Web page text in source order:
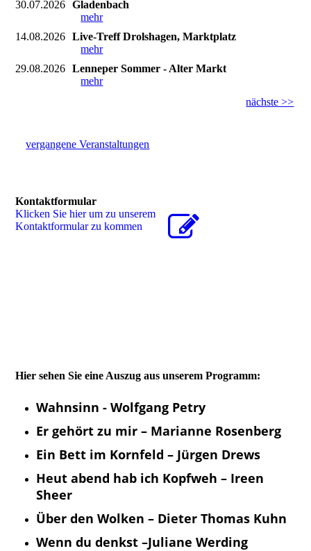
30.07.2026
Gladenbach
mehr
14.08.2026
Live-Treff Drolshagen, Marktplatz
mehr
29.08.2026
Lenneper Sommer - Alter Markt
mehr
nächste >>
vergangene Veranstaltungen
Kontaktformular
Klicken Sie hier um zu unserem
Kon­takt­for­mu­lar zu kommen
Hier sehen Sie eine Auszug aus unserem Programm:
Wahnsinn - Wolfgang Petry
Er gehört zu mir – Marianne Rosenberg
Ein Bett im Kornfeld – Jürgen Drews
Heut abend hab ich Kopfweh – Ireen
Sheer
Über den Wolken – Dieter Thomas Kuhn
Wenn du denkst –Juliane Werding